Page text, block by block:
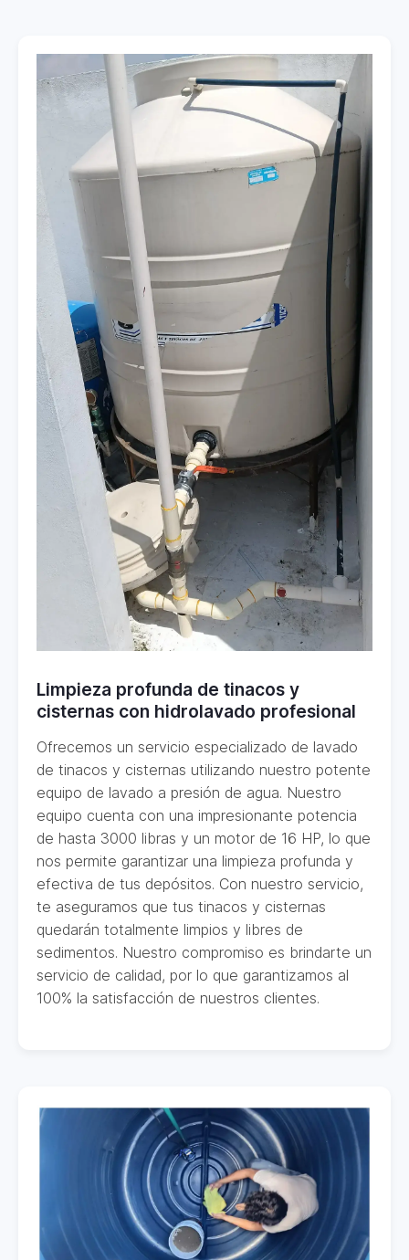
Limpieza profunda de tinacos y
cisternas con hidrolavado profesional
Ofrecemos un servicio especializado de lavado
de tinacos y cisternas utilizando nuestro potente
equipo de lavado a presión de agua. Nuestro
equipo cuenta con una impresionante potencia
de hasta 3000 libras y un motor de 16 HP, lo que
nos permite garantizar una limpieza profunda y
efectiva de tus depósitos. Con nuestro servicio,
te aseguramos que tus tinacos y cisternas
quedarán totalmente limpios y libres de
sedimentos. Nuestro compromiso es brindarte un
servicio de calidad, por lo que garantizamos al
100% la satisfacción de nuestros clientes.